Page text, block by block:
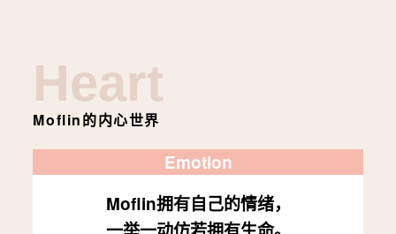
Heart
Moflin的内心世界
Emotion
Moflin拥有自己的情绪，